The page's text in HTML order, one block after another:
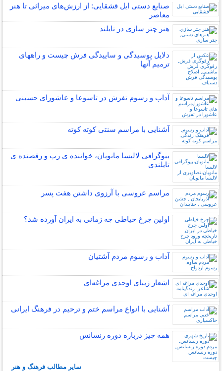
صنایع دستی ایل قشقایی: از ارزش‌های میراثی تا هنر
معاصر
هنر چتر سازی در تايلند
دلایل پوسیدگی و ساییدگی فرش چیست و راههای
ترمیم آنها
آداب و رسوم تفرش در تاسوعا و عاشورای حسینی
آشنایی با مراسم سنتی کوته کوته
بیوگرافی لالیسا مانویان، خواننده ی رپ و رقصنده ی
تایلندی
مراسم عروسی با آرزوی داشتن هفت پسر
اولین چرخ خیاطی چه زمانی به ایران آورده شد؟
آداب و رسوم مردم آشتیان
اشعار زیبای اوحدی مراغه‌ای
آشنایی با انواع مراسم ختم و ترحیم در فرهنگ ایرانی
همه چیز درباره دوره رنسانس
سایر مطالب فرهنگ و هنر